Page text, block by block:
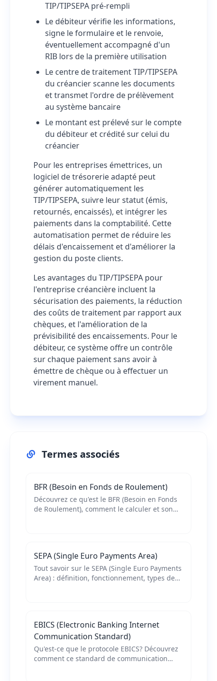
TIP/TIPSEPA pré-rempli
Le débiteur vérifie les informations,
signe le formulaire et le renvoie,
éventuellement accompagné d'un
RIB lors de la première utilisation
Le centre de traitement TIP/TIPSEPA
du créancier scanne les documents
et transmet l'ordre de prélèvement
au système bancaire
Le montant est prélevé sur le compte
du débiteur et crédité sur celui du
créancier
Pour les entreprises émettrices, un
logiciel de trésorerie adapté peut
générer automatiquement les
TIP/TIPSEPA, suivre leur statut (émis,
retournés, encaissés), et intégrer les
paiements dans la comptabilité. Cette
automatisation permet de réduire les
délais d'encaissement et d'améliorer la
gestion du poste clients.
Les avantages du TIP/TIPSEPA pour
l'entreprise créancière incluent la
sécurisation des paiements, la réduction
des coûts de traitement par rapport aux
chèques, et l'amélioration de la
prévisibilité des encaissements. Pour le
débiteur, ce système offre un contrôle
sur chaque paiement sans avoir à
émettre de chèque ou à effectuer un
virement manuel.
Termes associés
BFR (Besoin en Fonds de Roulement)
Découvrez ce qu'est le BFR (Besoin en Fonds
de Roulement), comment le calculer et son
SEPA (Single Euro Payments Area)
Tout savoir sur le SEPA (Single Euro Payments
Area) : définition, fonctionnement, types de
EBICS (Electronic Banking Internet
Communication Standard)
Qu'est-ce que le protocole EBICS? Découvrez
comment ce standard de communication